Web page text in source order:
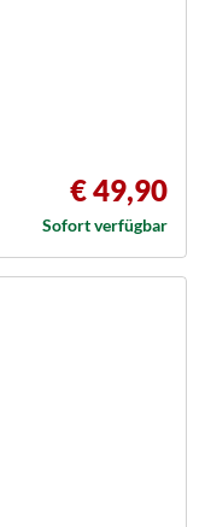
€ 49,90
Sofort verfügbar